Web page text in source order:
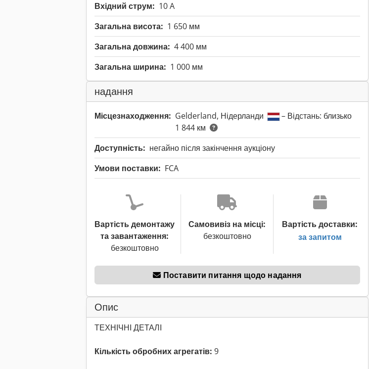
Вхідний струм: 10 A
Загальна висота: 1 650 мм
Загальна довжина: 4 400 мм
Загальна ширина: 1 000 мм
надання
Місцезнаходження: Gelderland, Нідерланди
– Відстань: близько
1 844 км
Доступність: негайно після закінчення аукціону
Умови поставки: FCA
Вартість демонтажу
та завантаження:
безкоштовно
Самовивіз на місці:
безкоштовно
Вартість доставки:
за запитом
Поставити питання щодо надання
Опис
ТЕХНІЧНІ ДЕТАЛІ
Кількість обробних агрегатів: 9